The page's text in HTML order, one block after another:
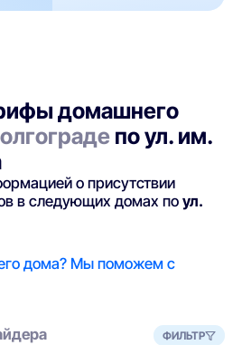
домашнего
по ул. им.
о присутствии
в следующих домах поул.
дома? Мы поможем с
ФИЛЬТР